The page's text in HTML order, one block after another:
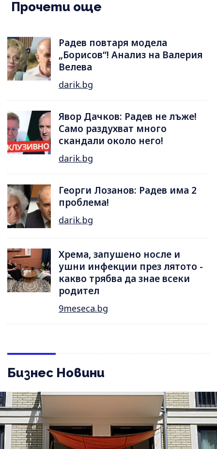
Прочети още
Радев повтаря модела
„Борисов“! Анализ на Валерия
Велева
darik.bg
Явор Дачков: Радев не лъже!
Само раздухват много
скандали около него!
darik.bg
Георги Лозанов: Радев има 2
проблема!
darik.bg
Хрема, запушено носле и
ушни инфекции през лятотo -
какво трябва да знае всеки
родител
9meseca.bg
Бизнес Новини